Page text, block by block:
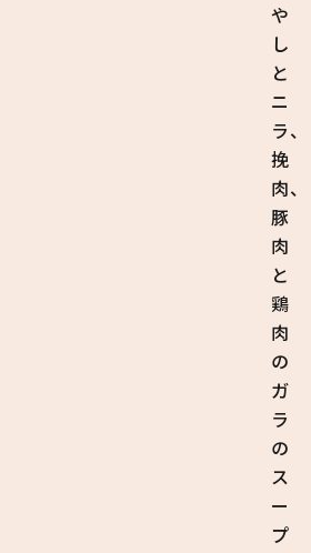
や
し
と
ニ
ラ、
挽
肉、
豚
肉
と
鶏
肉
の
ガ
ラ
の
ス
ー
プ